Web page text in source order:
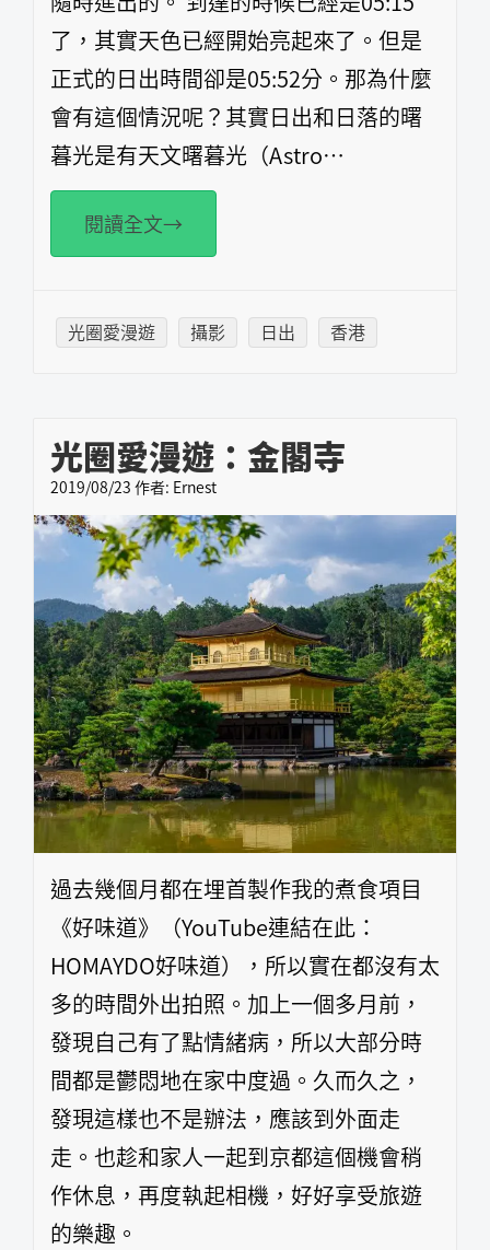
了，其實天色已經開始亮起來了。但是
正式的日出時間卻是05:52分。那為什麼
會有這個情況呢？其實日出和日落的曙
暮光是有天文曙暮光（Astro…
閱讀全文→
光圈愛漫遊 攝影 日出 香港
光圈愛漫遊：金閣寺
2019/08/23 作者: Ernest
過去幾個月都在埋首製作我的煮食項目
《好味道》（YouTube連結在此：
HOMAYDO好味道），所以實在都沒有太
多的時間外出拍照。加上一個多月前，
發現自己有了點情緒病，所以大部分時
間都是鬱悶地在家中度過。久而久之，
發現這樣也不是辦法，應該到外面走
走。也趁和家人一起到京都這個機會稍
作休息，再度執起相機，好好享受旅遊
的樂趣。